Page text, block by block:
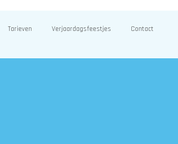
Tarieven Verjaardagsfeestjes Contact